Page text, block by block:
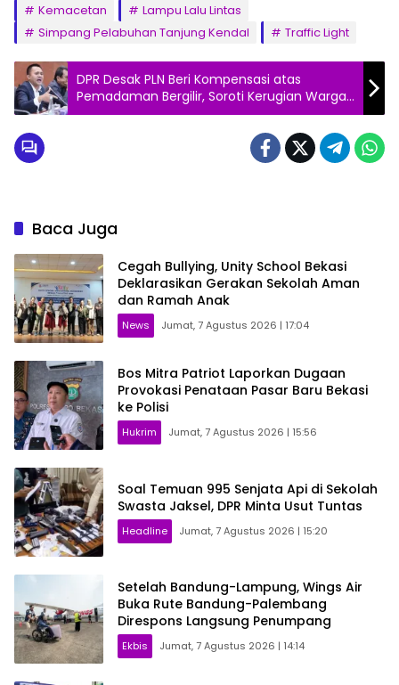
Kemacetan
Lampu Lalu Lintas
Simpang Pelabuhan Tanjung Kendal
Traffic Light
DPR Desak PLN Beri Kompensasi atas
Pemadaman Bergilir, Soroti Kerugian Warga
dan UMKM
Baca Juga
Cegah Bullying, Unity School Bekasi
Deklarasikan Gerakan Sekolah Aman
dan Ramah Anak
News Jumat, 7 Agustus 2026 | 17:04
Bos Mitra Patriot Laporkan Dugaan
Provokasi Penataan Pasar Baru Bekasi
ke Polisi
Hukrim Jumat, 7 Agustus 2026 | 15:56
Soal Temuan 995 Senjata Api di Sekolah
Swasta Jaksel, DPR Minta Usut Tuntas
Headline Jumat, 7 Agustus 2026 | 15:20
Setelah Bandung-Lampung, Wings Air
Buka Rute Bandung-Palembang
Direspons Langsung Penumpang
Ekbis Jumat, 7 Agustus 2026 | 14:14